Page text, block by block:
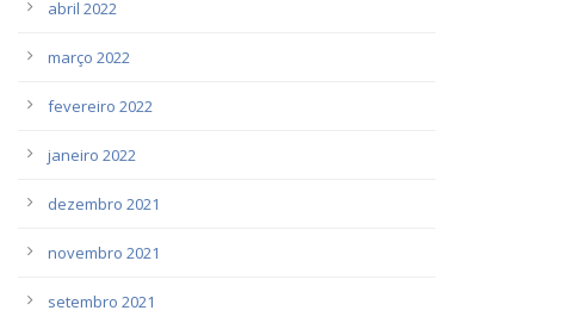
abril 2022
março 2022
fevereiro 2022
janeiro 2022
dezembro 2021
novembro 2021
setembro 2021